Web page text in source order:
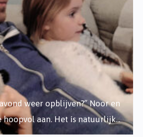
weer opblijven?” Noor en
hoopvol aan. Het ís natuurlijk...